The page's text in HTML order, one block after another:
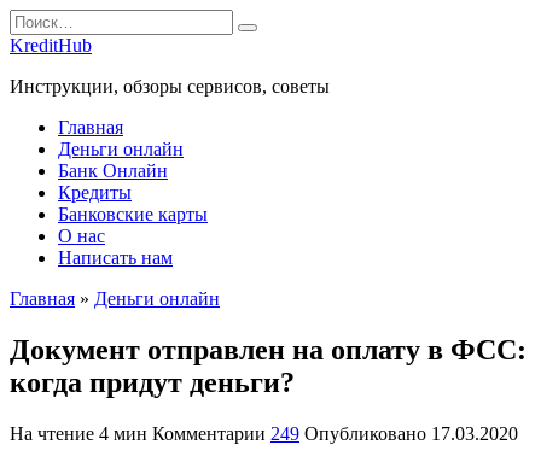
Перейти
к
Search
for:
KreditHub
Инструкции, обзоры сервисов, советы
Главная
Деньги онлайн
Банк Онлайн
Кредиты
Банковские карты
О нас
Написать нам
Главная » Деньги онлайн
Документ отправлен на оплату в ФСС:
когда придут деньги?
На чтение 4 мин Комментарии 249 Опубликовано 17.03.2020